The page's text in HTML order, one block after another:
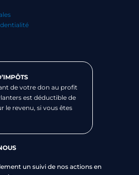
de votre don au profit
est déductible de
le revenu, si vous êtes
un suivi de nos actions en